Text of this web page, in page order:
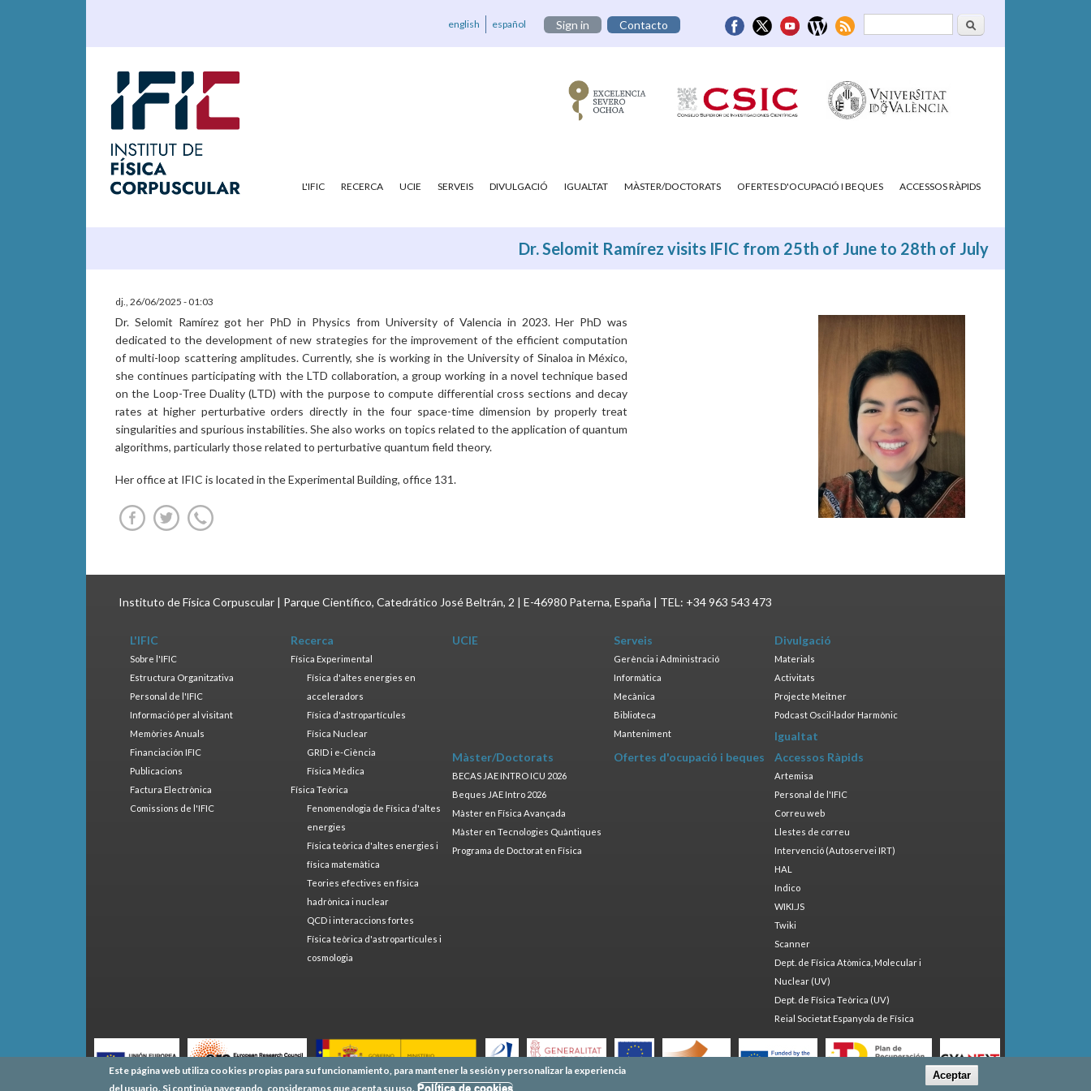
Formulari deCerca
english español Sign in Contacto
L'IFIC RECERCA UCIE SERVEIS DIVULGACIÓ IGUALTAT MÀSTER/DOCTORATS OFERTES D'OCUPACIÓ I BEQUES ACCESSOS RÀPIDS
Dr. Selomit Ramírez visits IFIC from 25th of June to 28th of July
dj., 26/06/2025 - 01:03
Dr. Selomit Ramírez got her PhD in Physics from University of Valencia in 2023. Her PhD was
dedicated to the development of new strategies for the improvement of the efficient computation
of multi-loop scattering amplitudes. Currently, she is working in the University of Sinaloa in México,
she continues participating with the LTD collaboration, a group working in a novel technique based
on the Loop-Tree Duality (LTD) with the purpose to compute differential cross sections and decay
rates at higher perturbative orders directly in the four space-time dimension by properly treat
singularities and spurious instabilities. She also works on topics related to the application of quantum
algorithms, particularly those related to perturbative quantum field theory.
Her office at IFIC is located in the Experimental Building, office 131.
Instituto de Física Corpuscular | Parque Científico, Catedrático José Beltrán, 2 | E-46980 Paterna, España | TEL: +34 963 543 473
L'IFIC
Sobre l'IFIC
Estructura Organitzativa
Personal de l'IFIC
Informació per al visitant
Memòries Anuals
Financiación IFIC
Publicacions
Factura Electrònica
Comissions de l'IFIC
Recerca
Física Experimental
Física d'altes energies en
acceleradors
Física d'astropartícules
Física Nuclear
GRID i e-Ciència
Física Mèdica
Física Teòrica
Fenomenologia de Física d'altes
energies
Física teòrica d'altes energies i
física matemàtica
Teories efectives en física
hadrònica i nuclear
QCD i interaccions fortes
Física teòrica d'astropartícules i
cosmologia
UCIE Serveis
Gerència i Administració
Informàtica
Mecànica
Biblioteca
Manteniment
Divulgació
Materials
Activitats
Projecte Meitner
Podcast Oscil·lador Harmònic
Igualtat
Màster/Doctorats
BECAS JAE INTRO ICU 2026
Beques JAE Intro 2026
Màster en Física Avançada
Màster en Tecnologies Quàntiques
Programa de Doctorat en Física
Ofertes d'ocupació i beques Accessos Ràpids
Artemisa
Personal de l'IFIC
Correu web
Llestes de correu
Intervenció (Autoservei IRT)
HAL
Indico
WIKI.JS
Twiki
Scanner
Dept. de Física Atòmica, Molecular i
Nuclear (UV)
Dept. de Física Teòrica (UV)
Reial Societat Espanyola de Física
Este página web utiliza cookies propias para su funcionamiento, para mantener la sesión y personalizar la experiencia
del usuario. Si continúa navegando, consideramos que acepta su uso. Política de cookies
Aceptar